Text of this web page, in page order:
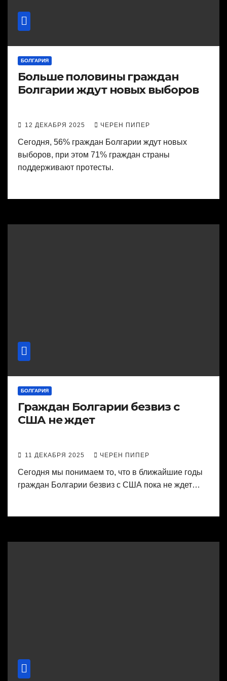
БОЛГАРИЯ
Больше половины граждан
Болгарии ждут новых выборов
12 ДЕКАБРЯ 2025 ЧЕРЕН ПИПЕР
Сегодня, 56% граждан Болгарии ждут новых
выборов, при этом 71% граждан страны
поддерживают протесты.
БОЛГАРИЯ
Граждан Болгарии безвиз с
США не ждет
11 ДЕКАБРЯ 2025 ЧЕРЕН ПИПЕР
Сегодня мы понимаем то, что в ближайшие годы
граждан Болгарии безвиз с США пока не ждет…